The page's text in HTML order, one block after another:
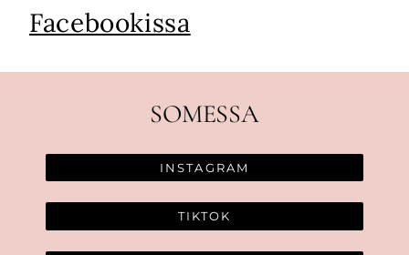
Facebookissa
SOMESSA
INSTAGRAM
TIKTOK